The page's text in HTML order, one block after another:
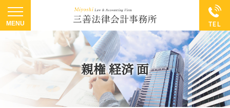
親権 経済 面